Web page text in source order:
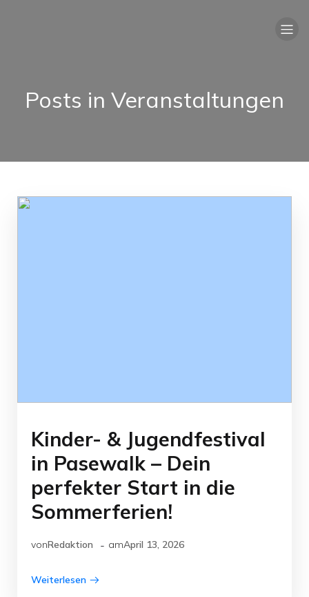
Posts in Veranstaltungen
Kinder- & Jugendfestival
in Pasewalk – Dein
perfekter Start in die
Sommerferien!
vonRedaktion - amApril 13, 2026
Weiterlesen